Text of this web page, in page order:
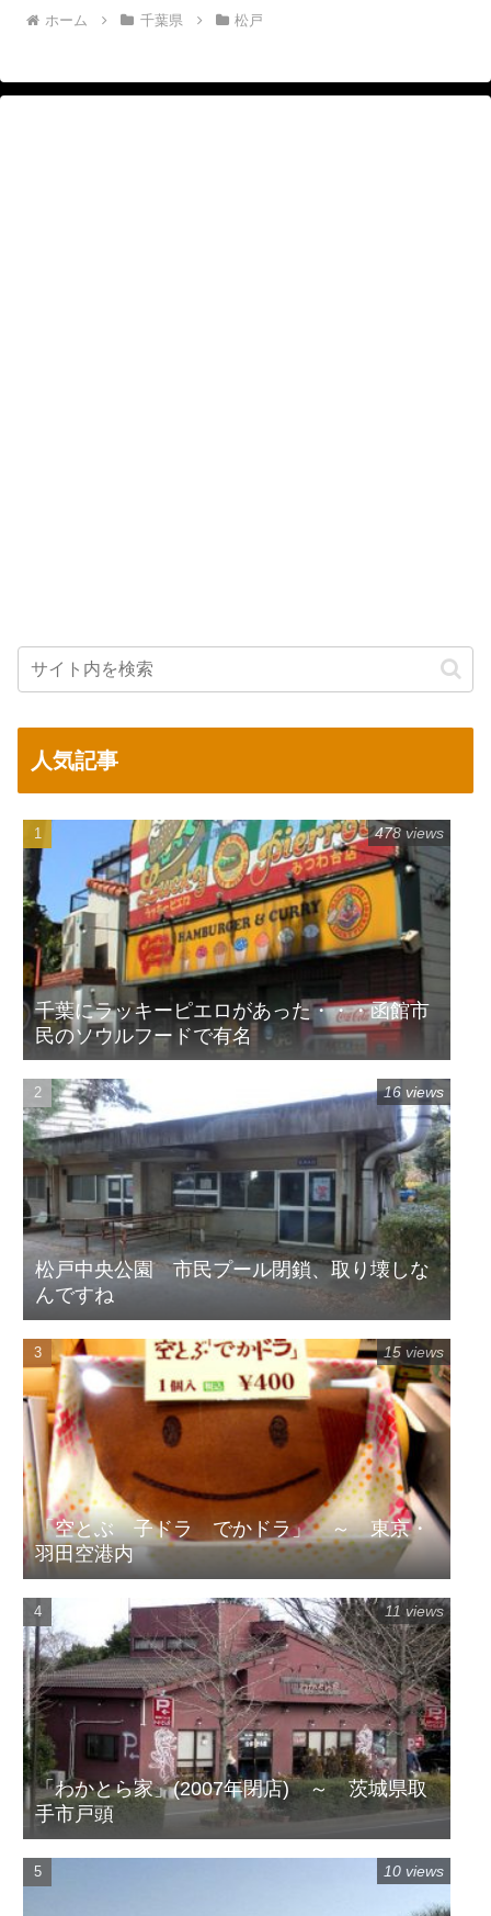
み、旧水戸街道を右折。少し歩い
た左手です。 予約しないで行
ホーム 千葉県 松戸
人気記事
千葉にラッキーピエロがあった・・・函館市
民のソウルフードで有名
478 views
松戸中央公園 市民プール閉鎖、取り壊しな
んですね
16 views
「空とぶ 子ドラ でかドラ」 ～ 東京・
羽田空港内
15 views
「わかとら家」(2007年閉店) ～ 茨城県取
手市戸頭
11 views
10 views